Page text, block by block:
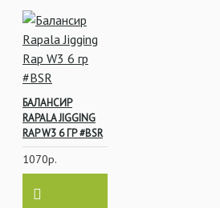
БАЛАНСИР
RAPALA JIGGING
RAP W3 6 ГР #BSR
1070р.